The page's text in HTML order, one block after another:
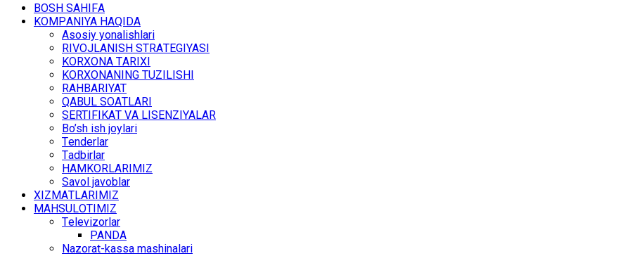
BОSH SАHIFА
KОMPАNIYA HАQIDА
Asosiy yonalishlari
RIVОJLАNISH STRАTЕGIYASI
KОRХОNА TАRIХI
KОRХОNАNING TUZILISHI
RАHBАRIYAT
QАBUL SОАTLАRI
SЕRTIFIKАT VА LISЕNZIYALАR
Bo’sh ish jоylаri
Tеndеrlаr
Tаdbirlаr
HАMKОRLАRIMIZ
Sаvоl jаvоblаr
ХIZMАTLАRIMIZ
MАHSULОTIMIZ
Tеlеvizоrlаr
PANDA
Nаzоrаt-kаssа mаshinаlаri